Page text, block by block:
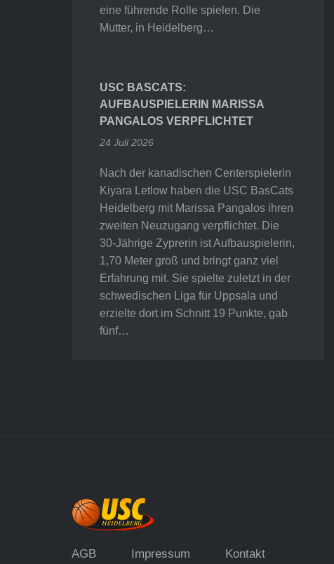
eine führende Rolle spielen. Die
Mutter, in Heidelberg…
USC BASCATS:
AUFBAUSPIELERIN MARISSA
PANGALOS VERPFLICHTET
24 Juli 2026
Nach der kanadischen Centerspielerin
Kiyara Letlow haben die USC BasCats
Heidelberg mit Marissa Pangalos ihren
zweiten Neuzugang verpflichtet. Die
30-Jährige Zyprerin ist Aufbauspielerin,
1,70 Meter groß und bringt ganz viel
Erfahrung mit. Sie spielte zuletzt in der
schwedischen Liga für Uppsala und
erzielte dort im Schnitt 19 Punkte, gab
fünf…
AGB Impressum Kontakt